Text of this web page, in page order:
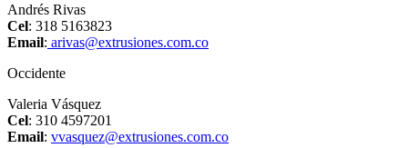
Andrés Rivas
Cel: 318 5163823
Email: arivas@extrusiones.com.co
Occidente
Valeria Vásquez
Cel: 310 4597201
Email: vvasquez@extrusiones.com.co